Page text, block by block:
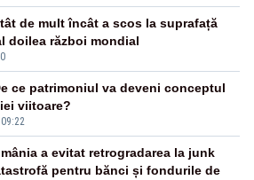
de mult încât a scos la suprafață
doilea război mondial
ce patrimoniul va deveni conceptul
viitoare?
a evitat retrogradarea la junk
pentru bănci și fondurile de